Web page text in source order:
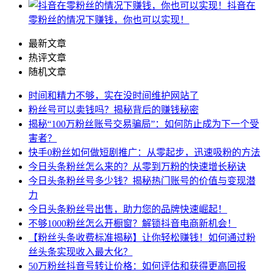
抖音在
零粉丝的情况下赚钱，你也可以实现！
最新文章
热评文章
随机文章
时间和精力不够，实在没时间维护网站了
粉丝号可以卖钱吗？揭秘背后的赚钱秘密
揭秘“100万粉丝账号交易骗局”：如何防止成为下一个受
害者？
快手0粉丝如何做短剧推广：从零起步，迅速吸粉的方法
今日头条粉丝怎么来的？从零到万粉的快速增长秘诀
今日头条粉丝号多少钱？揭秘热门账号的价值与变现潜
力
今日头条粉丝号出售，助力您的品牌快速崛起！
不够1000粉丝怎么开橱窗？解锁抖音电商新机会！
【粉丝头条收费标准揭秘】让你轻松赚钱！如何通过粉
丝头条实现收入最大化？
50万粉丝抖音号转让价格：如何评估和获得更高回报